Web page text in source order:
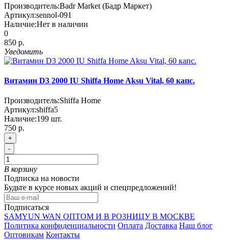
Производитель:Badr Market (Бадр Маркет)
Артикул:sennol-091
Наличие:Нет в наличии
0
850 р.
Уведомить
Витамин D3 2000 IU Shiffa Home Aksu Vital, 60 капс.
Производитель:Shiffa Home
Артикул:shiffa5
Наличие:199 шт.
750 р.
+
-
В корзину
Подписка на новости
Будьте в курсе новых акций и спецпредложений!
Подписаться
SAMYUN WAN ОПТОМ И В РОЗНИЦУ В МОСКВЕ
Политика конфиденциальности Оплата Доставка Наш блог
Оптовикам Контакты